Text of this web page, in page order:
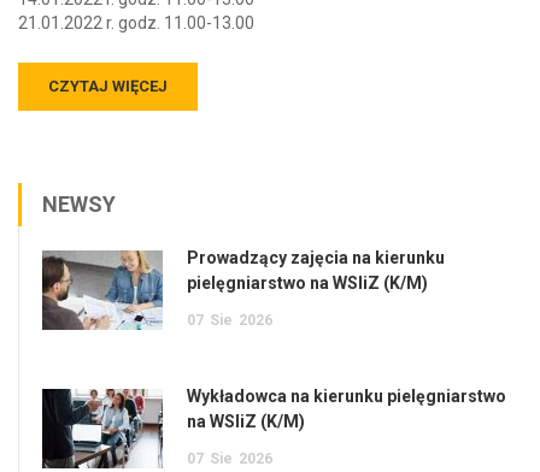
21.01.2022 r. godz. 11.00-13.00
CZYTAJ WIĘCEJ
NEWSY
Prowadzący zajęcia na kierunku
pielęgniarstwo na WSIiZ (K/M)
07 Sie 2026
Wykładowca na kierunku pielęgniarstwo
na WSIiZ (K/M)
07 Sie 2026